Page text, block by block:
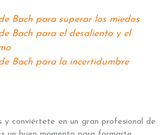
Bach para superar los miedos
Bach para el desaliento y el
Bach para la incertidumbre
y conviértete en un gran profesional de